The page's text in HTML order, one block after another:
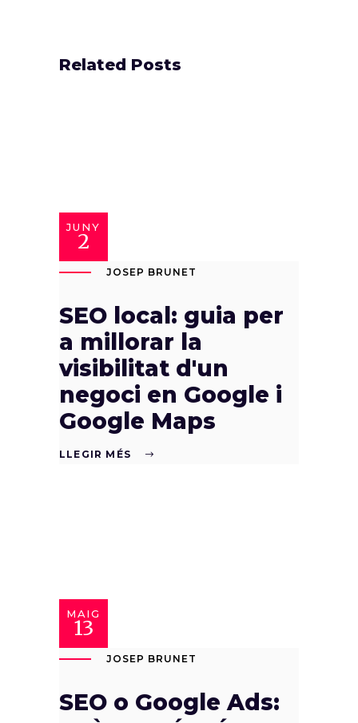
Related Posts
JUNY
2
JOSEP BRUNET
SEO local: guia per
a millorar la
visibilitat d'un
negoci en Google i
Google Maps
LLEGIR MÉS
MAIG
13
JOSEP BRUNET
SEO o Google Ads: